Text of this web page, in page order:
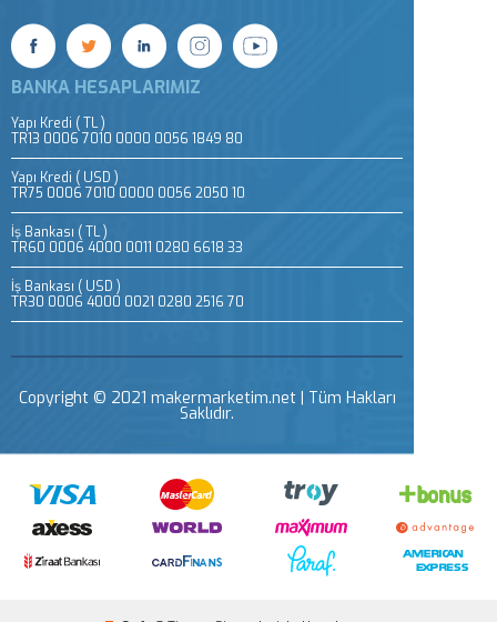
BANKA HESAPLARIMIZ
Yapı Kredi ( TL )
TR13 0006 7010 0000 0056 1849 80
Yapı Kredi ( USD )
TR75 0006 7010 0000 0056 2050 10
İş Bankası ( TL )
TR60 0006 4000 0011 0280 6618 33
İş Bankası ( USD )
TR30 0006 4000 0021 0280 2516 70
Copyright © 2021 makermarketim.net | Tüm Hakları
Saklıdır.